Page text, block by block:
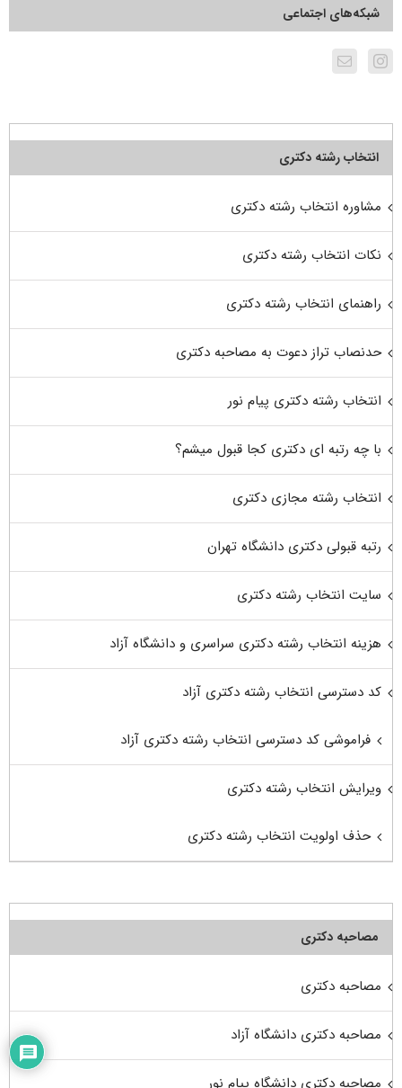
شبکه‌های اجتماعی
انتخاب رشته دکتری
مشاوره انتخاب رشته دکتری
نکات انتخاب رشته دکتری
راهنمای انتخاب رشته دکتری
حدنصاب تراز دعوت به مصاحبه دکتری
انتخاب رشته دکتری پیام نور
با چه رتبه ای دکتری کجا قبول میشم؟
انتخاب رشته مجازی دکتری
رتبه قبولی دکتری دانشگاه تهران
سایت انتخاب رشته دکتری
هزینه انتخاب رشته دکتری سراسری و دانشگاه آزاد
کد دسترسی انتخاب رشته دکتری آزاد
فراموشی کد دسترسی انتخاب رشته دکتری آزاد
ویرایش انتخاب رشته دکتری
حذف اولویت انتخاب رشته دکتری
مصاحبه دکتری
مصاحبه دکتری
مصاحبه دکتری دانشگاه آزاد
مصاحبه دکتری دانشگاه پیام نور